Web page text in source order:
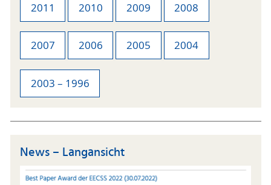
2011 2010 2009 2008
2007 2006 2005 2004
2003 – 1996
News – Langansicht